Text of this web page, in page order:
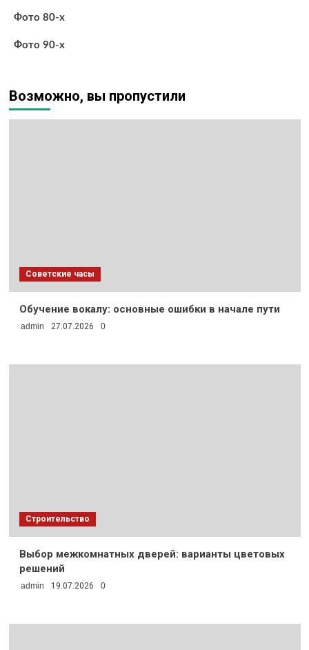
Фото 80-х
Фото 90-х
Возможно, вы пропустили
Советские часы
Обучение вокалу: основные ошибки в начале пути
admin 27.07.2026 0
Строительство
Выбор межкомнатных дверей: варианты цветовых
решений
admin 19.07.2026 0